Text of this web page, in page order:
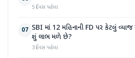
5 દિવસ પહેલા
07 SBI માં 12 મહિનાની FD પર કેટલું વ્યાજ
શું લાભ મળે છે?
3 દિવસ પહેલા